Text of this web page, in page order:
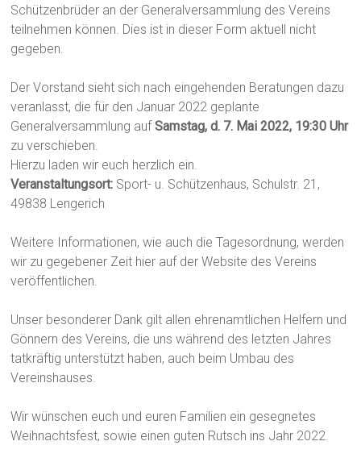
Schützenbrüder an der Generalversammlung des Vereins
teilnehmen können. Dies ist in dieser Form aktuell nicht
gegeben.
Der Vorstand sieht sich nach eingehenden Beratungen dazu
veranlasst, die für den Januar 2022 geplante
Generalversammlung aufSamstag, d. 7. Mai 2022, 19:30 Uhr
zu verschieben.
Hierzu laden wir euch herzlich ein.
Veranstaltungsort: Sport- u. Schützenhaus, Schulstr. 21,
49838 Lengerich
Weitere Informationen, wie auch die Tagesordnung, werden
wir zu gegebener Zeit hier auf der Website des Vereins
veröffentlichen.
Unser besonderer Dank gilt allen ehrenamtlichen Helfern und
Gönnern des Vereins, die uns während des letzten Jahres
tatkräftig unterstützt haben, auch beim Umbau des
Vereinshauses.
Wir wünschen euch und euren Familien ein gesegnetes
Weihnachtsfest, sowie einen guten Rutsch ins Jahr 2022.